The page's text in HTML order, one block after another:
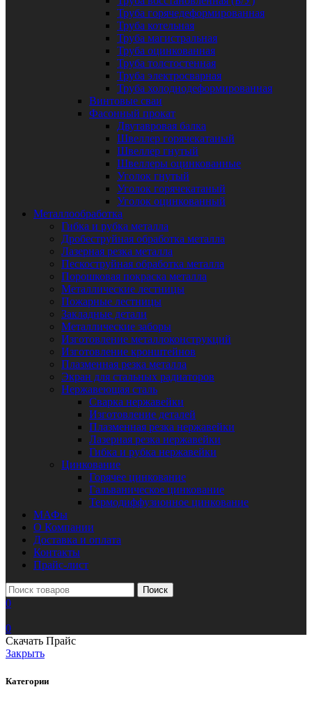
Труба горячедеформированная
Труба котельная
Труба магистральная
Труба оцинкованная
Труба толстостенная
Труба электросварная
Труба холоднодеформированная
Винтовые сваи
Фасонный прокат
Двутавровая балка
Швеллер горячекатаный
Швеллер гнутый
Швеллеры оцинкованные
Уголок гнутый
Уголок горячекатаный
Уголок оцинкованный
Металлообработка
Гибка и рубка металла
Дробеструйная обработка металла
Лазерная резка металла
Пескоструйная обработка металла
Порошковая покраска металла
Металлические лестницы
Пожарные лестницы
Закладные детали
Металлические заборы
Изготовление металлоконструкций
Изготовление кронштейнов
Плазменная резка металла
Экран для стальных радиаторов
Нержавеющая сталь
Сварка нержавейки
Изготовление деталей
Плазменная резка нержавейки
Лазерная резка нержавейки
Гибка и рубка нержавейки
Цинкование
Горячее цинкование
Гальваническое цинкование
Термодиффузионное цинкование
МАФы
О Компании
Доставка и оплата
Контакты
Прайс-лист
Поиск
0
0
Скачать Прайс
Закрыть
Категории